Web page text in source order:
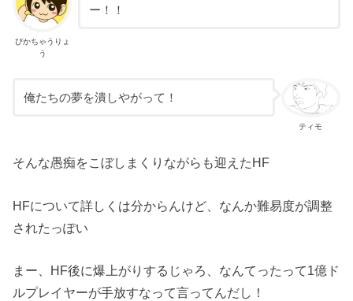
ぴかちゃうりょ
う
ー！！
ティモ
俺たちの夢を潰しやがって！
そんな愚痴をこぼしまくりながらも迎えたHF
HFについて詳しくは分からんけど、なんか難易度が調整
されたっぽい
まー、HF後に爆上がりするじゃろ、なんてったって1億ド
ルプレイヤーが手放すなって言ってんだし！